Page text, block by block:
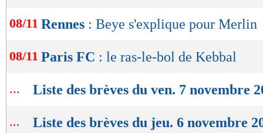
08/11 Rennes : Beye s'explique pour Merlin
08/11 Paris FC : le ras-le-bol de Kebbal
... Liste des brèves du ven. 7 novembre
... Liste des brèves du jeu. 6 novembre